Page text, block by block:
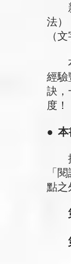
新
法）
（
本
經驗
訣，
度！
● 本
按
「
點之